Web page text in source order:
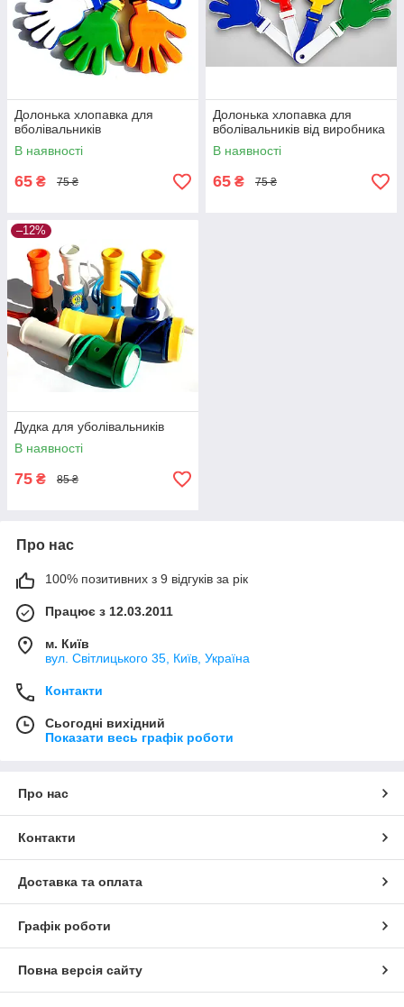
Долонька хлопавка для
вболівальників
В наявності
65 ₴ 75 ₴
Долонька хлопавка для
вболівальників від виробника
В наявності
65 ₴ 75 ₴
–12%
Дудка для уболівальників
В наявності
75 ₴ 85 ₴
Про нас
100% позитивних з 9 відгуків за рік
Працює з 12.03.2011
м. Київ
вул. Світлицького 35, Київ, Україна
Контакти
Сьогодні вихідний
Показати весь графік роботи
Про нас
Контакти
Доставка та оплата
Графік роботи
Повна версія сайту